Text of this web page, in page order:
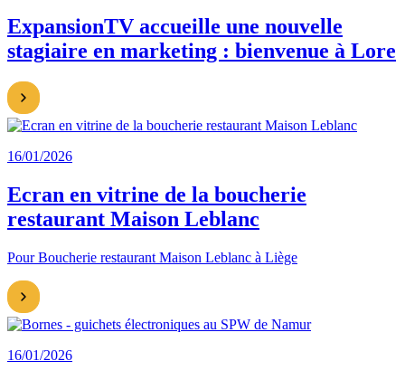
ExpansionTV accueille une nouvelle
stagiaire en marketing : bienvenue à Lore
16/01/2026
Ecran en vitrine de la boucherie
restaurant Maison Leblanc
Pour Boucherie restaurant Maison Leblanc à Liège
16/01/2026